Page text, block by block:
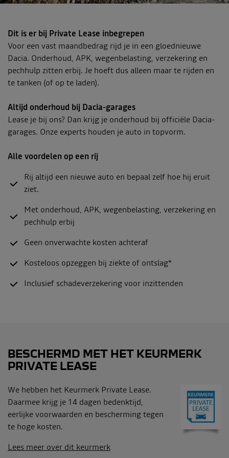
Dit is er bij Private Lease inbegrepen
Voor een vast maandbedrag rijd je in een gloednieuwe
Dacia. Onderhoud, APK, wegenbelasting, verzekering en
pechhulp zitten erbij. Je hoeft dus alleen maar te rijden en
te tanken (of op te laden).
Altijd onderhoud bij Dacia-garages
Lease je bij ons? Dan krijg je onderhoud bij officiële Dacia-
garages. Onze experts houden je auto in topvorm.
Alle voordelen op een rij
Rij altijd een nieuwe auto en bepaal zelf hoe hij eruit
ziet.
Met onderhoud, APK, wegenbelasting, verzekering en
pechhulp erbij
Geen onverwachte kosten achteraf
Kosteloos opzeggen bij ziekte of ontslag*
Inclusief schadeverzekering voor inzittenden
BESCHERMD MET HET KEURMERK
PRIVATE LEASE
We hebben het Keurmerk Private Lease.
Daarmee krijg je 14 dagen bedenktijd,
eerlijke voorwaarden en bescherming tegen
te hoge kosten.
Lees meer over dit keurmerk